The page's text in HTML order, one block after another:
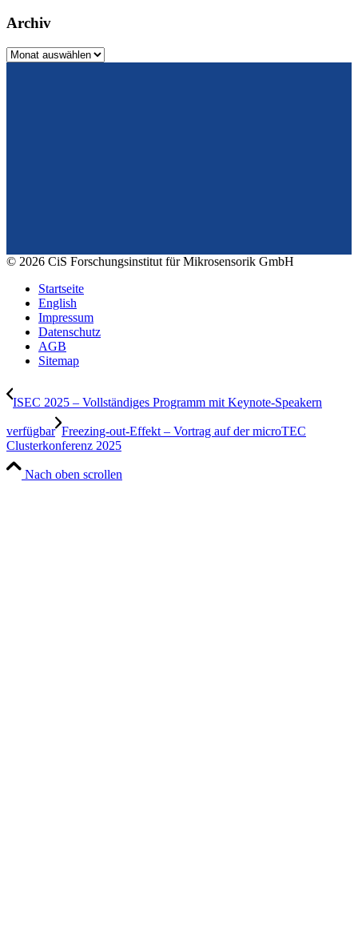
Archiv
Archiv
© 2026 CiS Forschungsinstitut für Mikrosensorik GmbH
Startseite
English
Impressum
Datenschutz
AGB
Sitemap
ISEC 2025 – Vollständiges Programm mit Keynote-Speakern
verfügbar Freezing-out-Effekt – Vortrag auf der microTEC
Clusterkonferenz 2025
Nach oben scrollen